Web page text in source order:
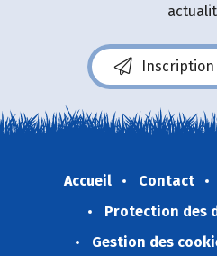
Accueil Contact
Protection des
Gestion des